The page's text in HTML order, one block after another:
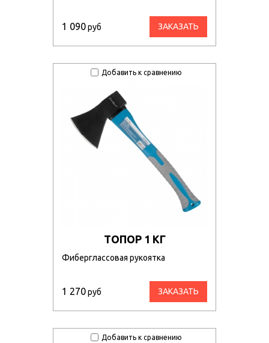
1 090руб ЗАКАЗАТЬ
Добавить к сравнению
ТОПОР 1 КГ
Фиберглассовая рукоятка
1 270руб ЗАКАЗАТЬ
Добавить к сравнению